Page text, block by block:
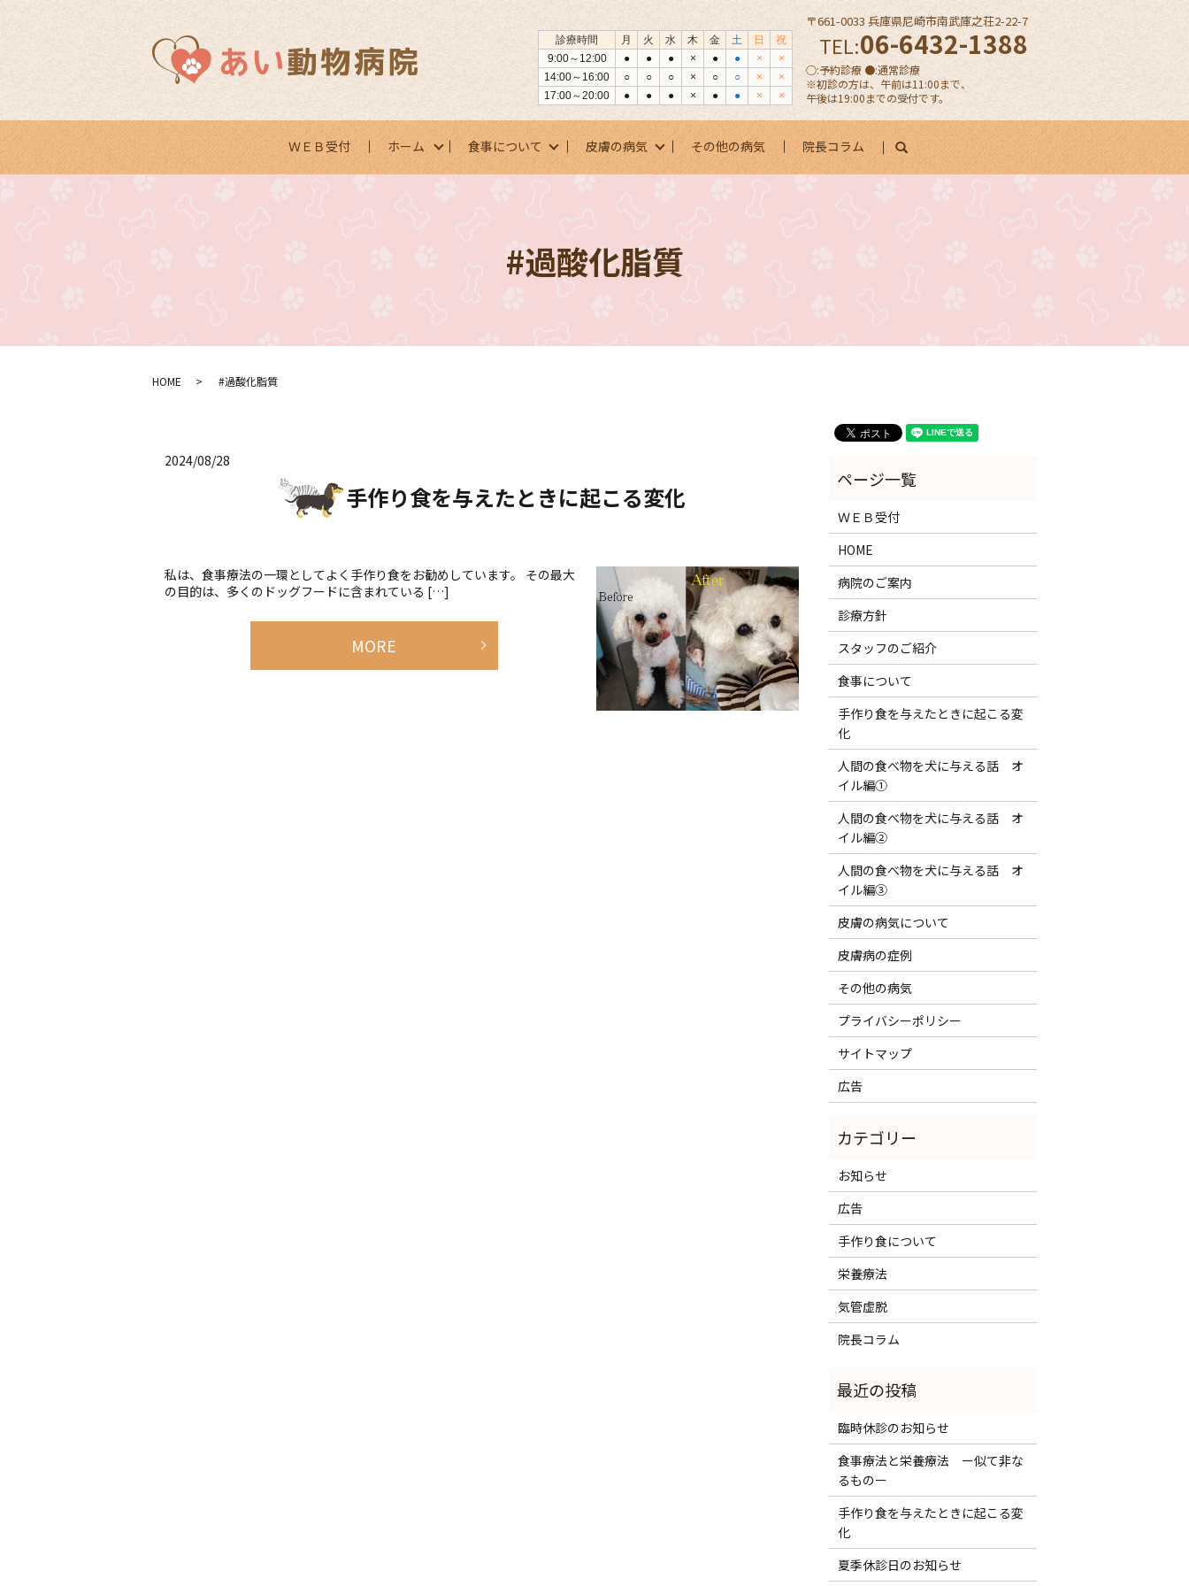
診療時間 月 火 水 木 金 土 日
祝
9:00～12:00
● ● ● × ● ● ×
×
14:00～16:00
○ ○ ○ × ○ ○ ×
×
17:00～20:00
● ● ● × ● ● × ×
〒661-0033 兵庫県尼崎市南武庫之荘2-22-7
TEL:06-6432-1388
○:予約診療 ●:通常診療
※初診の方は、午前は11:00まで、
午後は19:00までの受付です。
ＷＥＢ受付 ホーム 食事について 皮膚の病気 その他の病気 院長コラム search
#過酸化脂質
HOME #過酸化脂質
2024/08/28
手作り食を与えたときに起こる変化
私は、食事療法の一環としてよく手作り食をお勧めしています。 その最大
の目的は、多くのドッグフードに含まれている […]
MORE
ＷＥＢ受付
HOME
病院のご案内
診療方針
スタッフのご紹介
食事について
手作り食を与えたときに起こる変
化
人間の食べ物を犬に与える話 オ
イル編①
人間の食べ物を犬に与える話 オ
イル編②
人間の食べ物を犬に与える話 オ
イル編③
皮膚の病気について
皮膚病の症例
その他の病気
プライバシーポリシー
サイトマップ
広告
お知らせ
広告
手作り食について
栄養療法
気管虚脱
院長コラム
臨時休診のお知らせ
食事療法と栄養療法 ー似て非な
るものー
手作り食を与えたときに起こる変
化
夏季休診日のお知らせ